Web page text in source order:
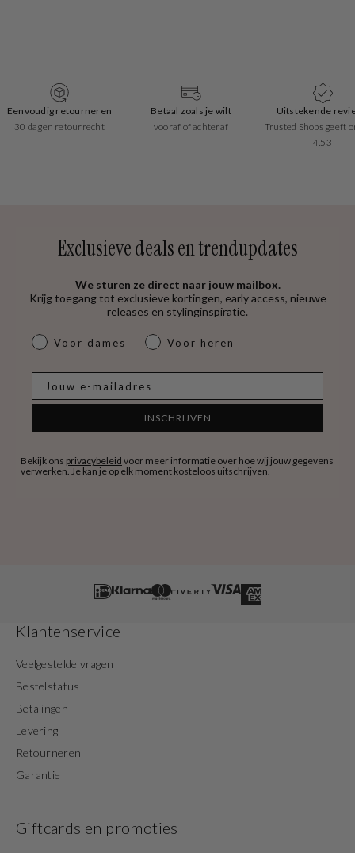
Betaal zoals je wilt
vooraf of achteraf
Uitstekende reviews
Trusted Shops geeft ons een
Snelle levering
1-2 werkdagen
Exclusieve deals en trendupdates
We sturen ze direct naar jouw mailbox.
Krijg toegang tot exclusieve kortingen, early access, nieuwe
releases en stylinginspiratie.
dames & heren
Voor dames Voor heren
INSCHRIJVEN
Bekijk ons privacybeleid voor meer informatie over hoe wij jouw gegevens
verwerken. Je kan je op elk moment kosteloos uitschrijven.
Klantenservice
Veelgestelde vragen
Bestelstatus
Betalingen
Levering
Retourneren
Garantie
Giftcards en promoties